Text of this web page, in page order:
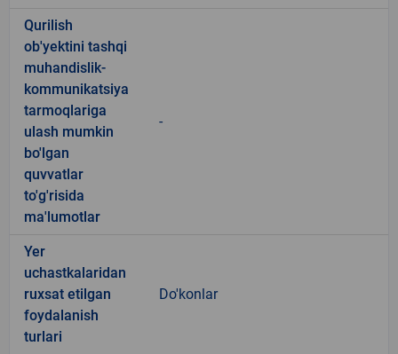
Qurilish
ob'yektini tashqi
muhandislik-
kommunikatsiya
tarmoqlariga
ulash mumkin
bo'lgan
quvvatlar
to'g'risida
ma'lumotlar
-
Yer
uchastkalaridan
ruxsat etilgan
foydalanish
turlari
Do'konlar